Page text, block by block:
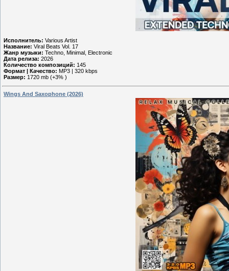
Исполнитель: Various Artist
Название: Viral Beats Vol. 17
Жанр музыки: Techno, Minimal, Electronic
Дата релиза: 2026
Количество композиций: 145
Формат | Качество: MP3 | 320 kbps
Размер: 1720 mb (+3% )
Wings And Saxophone (2026)